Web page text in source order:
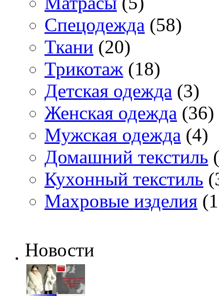
Спецодежда (58)
Ткани (20)
Трикотаж (18)
Детская одежда (3)
Женская одежда (36)
Мужская одежда (4)
Домашний текстиль
Кухонный текстиль
Махровые изделия
Новости